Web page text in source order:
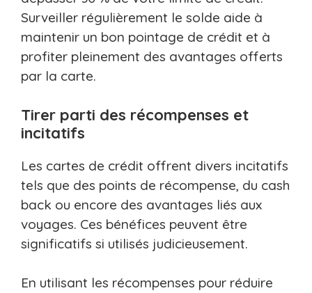
Surveiller régulièrement le solde aide à
maintenir un bon pointage de crédit et à
profiter pleinement des avantages offerts
par la carte.
Tirer parti des récompenses et
incitatifs
Les cartes de crédit offrent divers incitatifs
tels que des points de récompense, du cash
back ou encore des avantages liés aux
voyages. Ces bénéfices peuvent être
significatifs si utilisés judicieusement.
En utilisant les récompenses pour réduire